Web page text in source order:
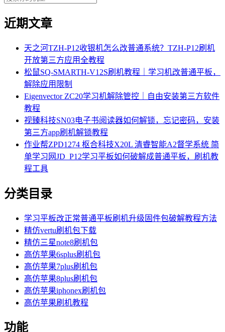
近期文章
天之河TZH-P12收银机怎么改普通系统？TZH-P12刷机
开放第三方应用全教程
松鼠SQ-SMARTH-V12S刷机教程｜学习机改普通平板，
解除应用限制
Eigenvector ZC20学习机解除管控｜自由安装第三方软件
教程
视臻科技SN03电子书阅读器如何解锁，忘记密码，安装
第三方app刷机解锁教程
作业帮ZPD1274 枢合科技X20L 清睿智能A2督学系统 简
单学习网JD_P12学习平板如何破解成普通平板，刷机教
程工具
分类目录
学习平板改正常普通平板刷机升级固件包破解教程方法
精仿vertu刷机包下载
精仿三星note8刷机包
高仿苹果6splus刷机包
高仿苹果7plus刷机包
高仿苹果8plus刷机包
高仿苹果iphonex刷机包
高仿苹果刷机教程
功能